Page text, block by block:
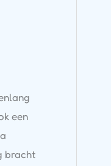
een
bracht